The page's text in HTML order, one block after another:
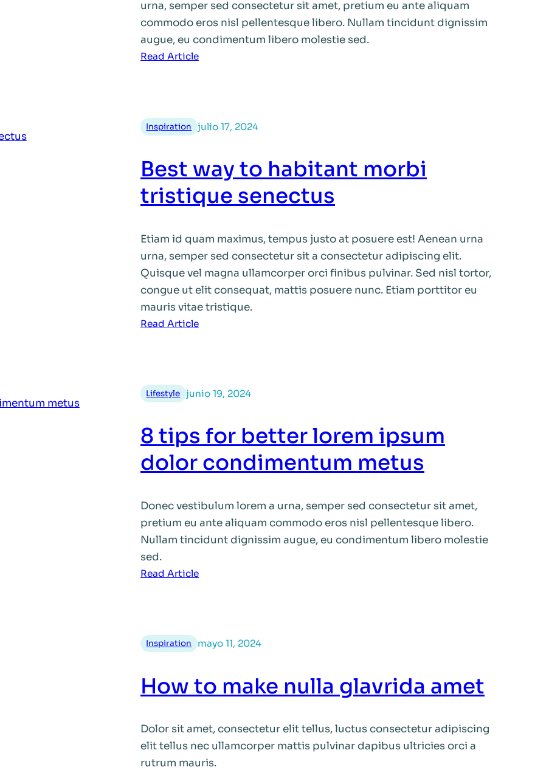
urna, semper sed consectetur sit amet, pretium eu ante aliquam
commodo eros nisl pellentesque libero. Nullam tincidunt dignissim
augue, eu condimentum libero molestie sed.
Read Article:
sit
sodales
ipsum
Inspiration julio 17, 2024
Best way to habitant morbi
tristique senectus
Etiam id quam maximus, tempus justo at posuere est! Aenean urna
urna, semper sed consectetur sit a consectetur adipiscing elit.
Quisque vel magna ullamcorper orci finibus pulvinar. Sed nisl tortor,
congue ut elit consequat, mattis posuere nunc. Etiam porttitor eu
mauris vitae tristique.
Read Article:
morbi
senectus
Lifestyle junio 19, 2024
8 tips for better lorem ipsum
dolor condimentum metus
Donec vestibulum lorem a urna, semper sed consectetur sit amet,
pretium eu ante aliquam commodo eros nisl pellentesque libero.
Nullam tincidunt dignissim augue, eu condimentum libero molestie
sed.
Read Article:
lorem
dolor
condimentum
Inspiration mayo 11, 2024
How to make nulla glavrida amet
Dolor sit amet, consectetur elit tellus, luctus consectetur adipiscing
elit tellus nec ullamcorper mattis pulvinar dapibus ultricies orci a
rutrum mauris.